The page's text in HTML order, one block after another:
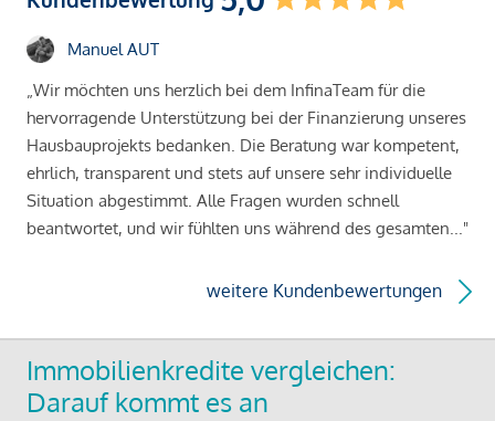
Manuel AUT
„Wir möchten uns herzlich bei dem InfinaTeam für die
hervorragende Unterstützung bei der Finanzierung unseres
Hausbauprojekts bedanken. Die Beratung war kompetent,
ehrlich, transparent und stets auf unsere sehr individuelle
Situation abgestimmt. Alle Fragen wurden schnell
beantwortet, und wir fühlten uns während des gesamten..."
weitere Kundenbewertungen
Immobilienkredite vergleichen:
Darauf kommt es an